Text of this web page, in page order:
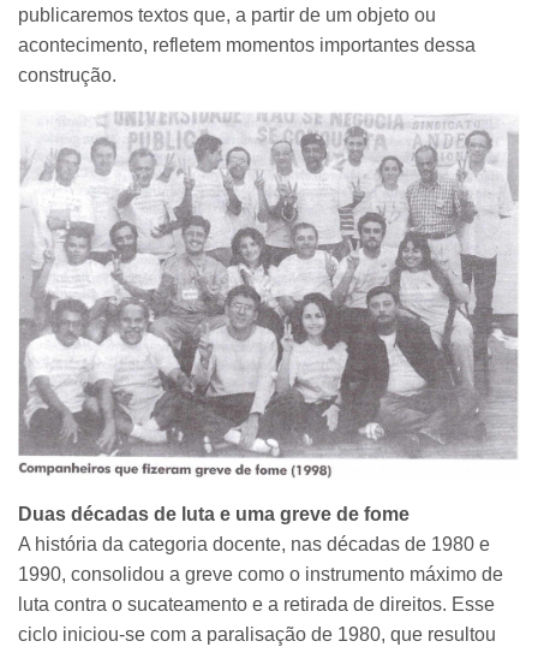
publicaremos textos que, a partir de um objeto ou
acontecimento, refletem momentos importantes dessa
construção.
Duas décadas de luta e uma greve de fome
A história da categoria docente, nas décadas de 1980 e
1990, consolidou a greve como o instrumento máximo de
luta contra o sucateamento e a retirada de direitos. Esse
ciclo iniciou-se com a paralisação de 1980, que resultou